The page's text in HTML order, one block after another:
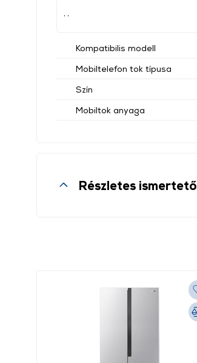
Kompatibilis modell
Mobiltelefon tok típusa
Szín
Mobiltok anyaga
Részletes ismertető